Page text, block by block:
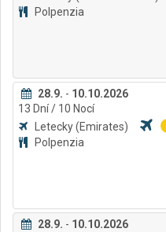
Polpenzia
28.9. - 10.10.2026
13 Dní/ 10 Nocí
Letecky(Emirates)
Polpenzia
28.9. - 10.10.2026